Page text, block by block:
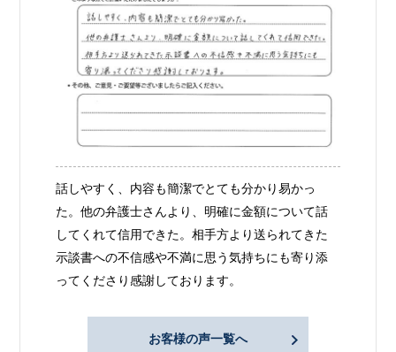
話しやすく、内容も簡潔でとても分かり易かっ
た。他の弁護士さんより、明確に金額について話
してくれて信用できた。相手方より送られてきた
示談書への不信感や不満に思う気持ちにも寄り添
ってくださり感謝しております。
お客様の声一覧へ